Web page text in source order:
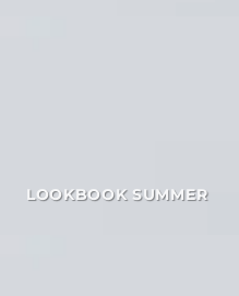
LOOKBOOK SUMMER